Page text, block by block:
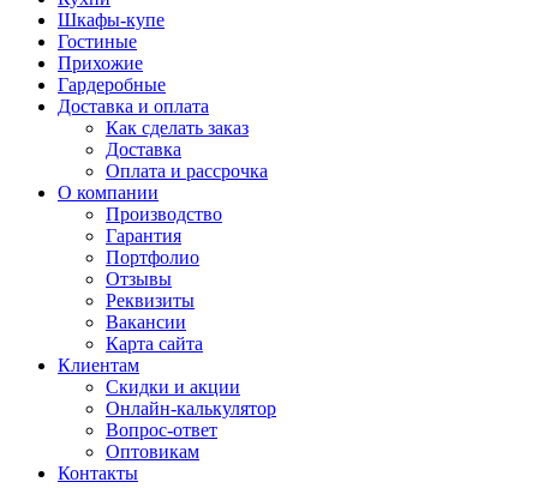
Шкафы-купе
Гостиные
Прихожие
Гардеробные
Доставка и оплата
Как сделать заказ
Доставка
Оплата и рассрочка
О компании
Производство
Гарантия
Портфолио
Отзывы
Реквизиты
Вакансии
Карта сайта
Клиентам
Скидки и акции
Онлайн-калькулятор
Вопрос-ответ
Оптовикам
Контакты